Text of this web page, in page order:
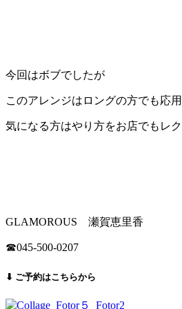
今回はボブでしたが
このアレンジはロングの方でも応
気になる方はやり方をお店でもレ
GLAMOROUS 瀬賀恵里香
☎︎045-500-0207
⬇︎ ご予約はこちらから